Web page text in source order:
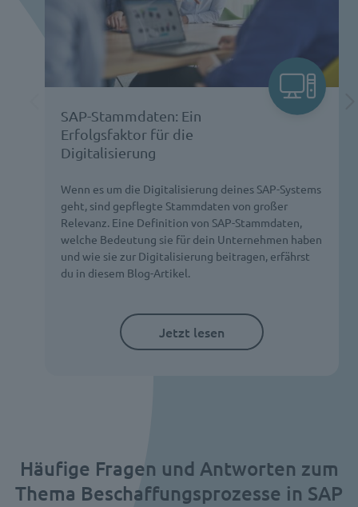
SAP-Stammdaten: Ein
Erfolgsfaktor für die
Digitalisierung
Wenn es um die Digitalisierung deines SAP-Systems
geht, sind gepflegte Stammdaten von großer
Relevanz. Eine Definition von SAP-Stammdaten,
welche Bedeutung sie für dein Unternehmen haben
und wie sie zur Digitalisierung beitragen, erfährst
du in diesem Blog-Artikel.
Jetzt lesen
Häufige Fragen und Antworten zum
Thema Beschaffungsprozesse in SAP